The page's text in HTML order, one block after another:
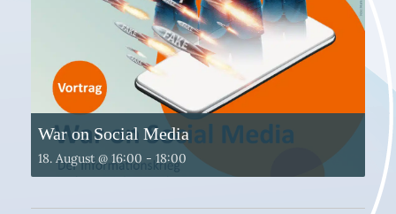
War on Social Media
18. August @ 16:00 - 18:00